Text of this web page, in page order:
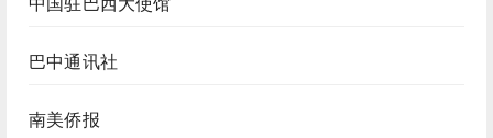
巴中通讯社
南美侨报